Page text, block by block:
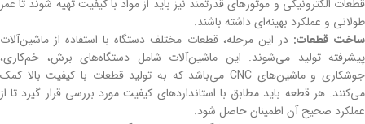
قطعات الکترونیکی و موتورهای قدرتمند نیز باید از مواد با کیفیت تهیه شوند تا عمر
طولانی و عملکرد بهینه‌ای داشته باشند.
ساخت قطعات: در این مرحله، قطعات مختلف دستگاه با استفاده از ماشین‌آلات
پیشرفته تولید می‌شوند. این ماشین‌آلات شامل دستگاه‌های برش، خم‌کاری،
جوشکاری و ماشین‌های CNC می‌باشد که به تولید قطعات با کیفیت بالا کمک
می‌کنند. هر قطعه باید مطابق با استانداردهای کیفیت مورد بررسی قرار گیرد تا از
عملکرد صحیح آن اطمینان حاصل شود.